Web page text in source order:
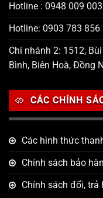
Hotline : 0948 009
Hotline: 0903 783
Chi nhánh 2: 1512,
Bình, Biên Hoà, Đồng
CÁC CHÍNH
Các hình thức
Chính sách bảo
Chính sách đổi, trả